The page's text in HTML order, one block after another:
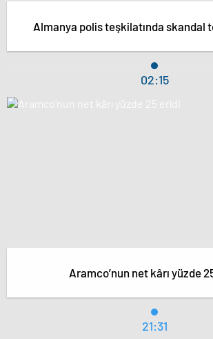
Almanya polis teşkilatında skandal
02:15
Aramco’nun net kârı yüzde
21:31